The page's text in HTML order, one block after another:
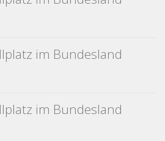
im Bundesland
im Bundesland